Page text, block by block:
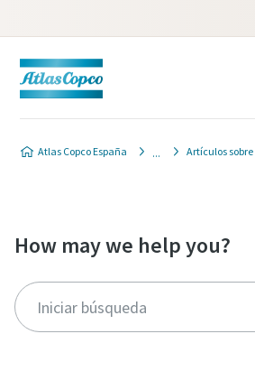
Atlas Copco España Artículos
How may we help you?